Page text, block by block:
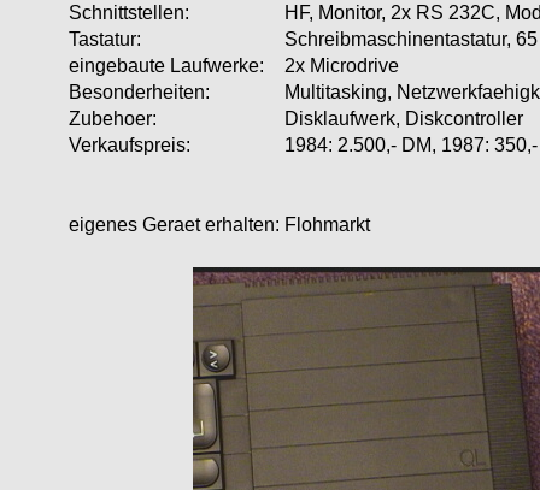
Schnittstellen:
HF, Monitor, 2x RS 232C,
Tastatur:
Schreibmaschinentastatur,
eingebaute Laufwerke:
2x Microdrive
Besonderheiten:
Multitasking,
Zubehoer:
Disklaufwerk, Diskcontroller
Verkaufspreis:
1984: 2.500,- DM, 1987:
eigenes Geraet erhalten: Flohmarkt